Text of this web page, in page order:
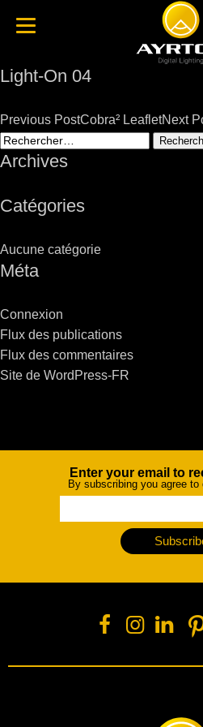
Light-On 04
Post
navigation
Previous PostCobra² LeafletNext
Rechercher :
Archives
Catégories
Aucune catégorie
Méta
Connexion
Flux des publications
Flux des commentaires
Site de WordPress-FR
NewsletterEnter your email to
By subscribing you agree